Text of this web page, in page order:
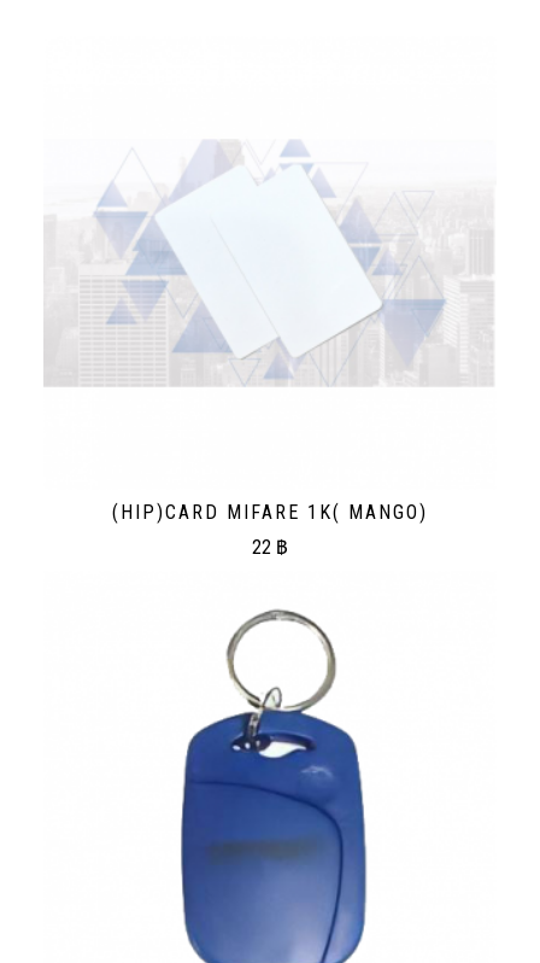
(HIP)CARD MIFARE 1K( MANGO)
22 ฿